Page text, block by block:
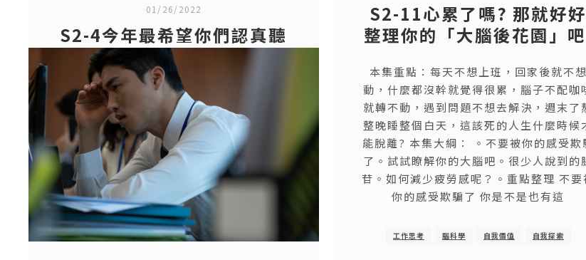
S2-11心累了嗎? 那就好好
整理你的「大腦後花園」
本集重點：每天不想上班，回家後就不想
動，什麼都沒幹就覺得很累，腦子不配咖
就轉不動，遇到問題不想去解決，週末了
整晚睡整個白天，這該死的人生什麼時候
能脫離? 本集大綱： 。不要被你的感受欺
了。試試瞭解你的大腦吧。很少人說到的
苷。如何減少疲勞感呢？。重點整理 不要
你的感受欺騙了 你是不是也有這
工作思考 腦科學 自我價值 自我探索
01/26/2022
S2-4今年最希望你們認真聽
完的其中一集￼
本集重點：人生沒有公式也沒有套路，可是
很多人卻期待一堂課一個老師一個方法就能
被解救，讓你掌握人生，所以市面上講技巧
和招式的課程會那麼受歡迎，因為它們很快
可以馬上使用。 本集大綱： 。迷茫就像是
一種人生“卡”住了的感覺 。迷茫是「靜
止」的 。擺脫迷茫的三步驟 。重點整理 與
人相處的密訣就是先好好的聽，